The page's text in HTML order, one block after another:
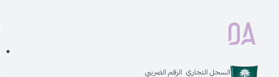
السجل التجاري الرقم الضريبي